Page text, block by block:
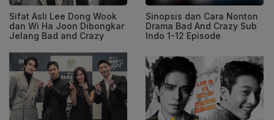
Sifat Asli Lee Dong Wook
dan Wi Ha Joon Dibongkar
Jelang Bad and Crazy
Sinopsis dan Cara Nonton
Drama Bad And Crazy Sub
Indo 1-12 Episode